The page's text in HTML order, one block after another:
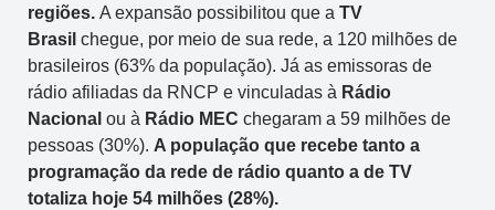
regiões. A expansão possibilitou que a TV
Brasil chegue, por meio de sua rede, a 120 milhões de
brasileiros (63% da população). Já as emissoras de
rádio afiliadas da RNCP e vinculadas à Rádio
Nacional ou à Rádio MEC chegaram a 59 milhões de
pessoas (30%). A população que recebe tanto a
programação da rede de rádio quanto a de TV
totaliza hoje 54 milhões (28%).